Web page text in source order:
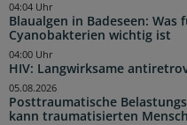
Blaualgen in Badeseen:
Cyanobakterien wichtig ist
04:04 Uhr
HIV: Langwirksame
04:00 Uhr
Posttraumatische
kann traumatisierten
05.08.2026